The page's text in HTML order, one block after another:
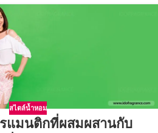
สไตล์น้ำหอม
แมนติกที่ผสมผสานกับ